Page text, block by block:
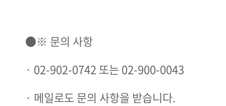
●※ 문의 사항​
· 02-902-0742 또는 02-900-0043
· 메일로도 문의 사항을 받습니다.